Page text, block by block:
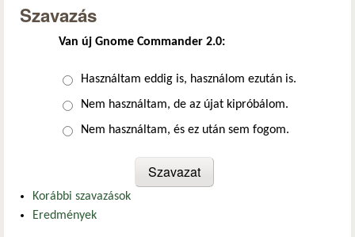
Szavazás
Van új Gnome Commander 2.0:
Választások
Használtam eddig is, használom ezután is.
Nem használtam, de az újat kipróbálom.
Nem használtam, és ez után sem fogom.
Korábbi szavazások
Eredmények